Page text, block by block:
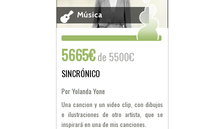
Música
5665€de 5500€
SINCRÓNICO
Por Yolanda Yone
Una cancion y un video clip, con dibujos
e ilustraciones de otro artista, que se
inspirará en una de mis canciones.